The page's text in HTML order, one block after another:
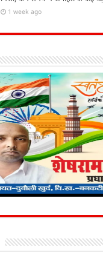
1 week ago